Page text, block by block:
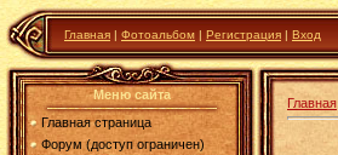
Главная | Фотоальбом | Регистрация | Вход
Меню сайта
Главная страница
Форум (доступ ограничен)
Главная